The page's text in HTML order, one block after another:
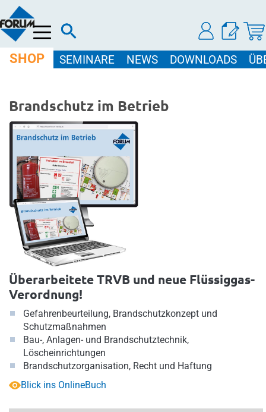
Menü
SHOP SEMINARE NEWS DOWNLOADS
Brandschutz im Betrieb
Überarbeitete TRVB und neue Flüssiggas-
Verordnung!
Gefahrenbeurteilung, Brandschutzkonzept und
Schutzmaßnahmen
Bau-, Anlagen- und Brandschutztechnik,
Löscheinrichtungen
Brandschutzorganisation, Recht und Haftung
Blick ins OnlineBuch